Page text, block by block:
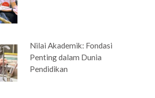
Nilai Akademik: Fondasi
Penting dalam Dunia
Pendidikan